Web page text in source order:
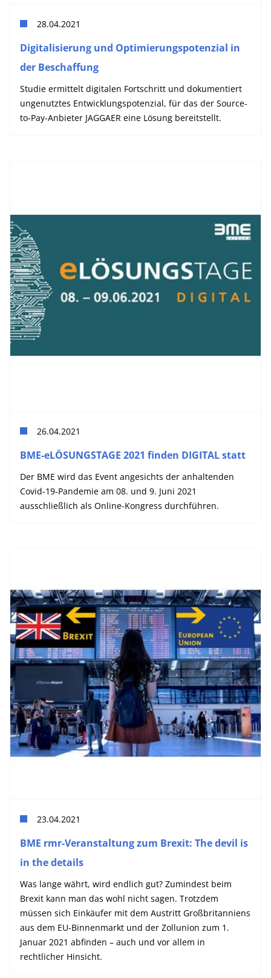
28.04.2021
Digitalisierung und Optimierungspotenzial in
der Beschaffung
Studie ermittelt digitalen Fortschritt und dokumentiert
ungenutztes Entwicklungspotenzial, für das der Source-
to-Pay-Anbieter JAGGAER eine Lösung bereitstellt.
26.04.2021
BME-eLÖSUNGSTAGE 2021 finden DIGITAL statt
Der BME wird das Event angesichts der anhaltenden
Covid-19-Pandemie am 08. und 9. Juni 2021
ausschließlich als Online-Kongress durchführen.
23.04.2021
BME rmr-Veranstaltung zum Brexit: The devil is
in the details
Was lange währt, wird endlich gut? Zumindest beim
Brexit kann man das wohl nicht sagen. Trotzdem
müssen sich Einkäufer mit dem Austritt Großbritanniens
aus dem EU-Binnenmarkt und der Zollunion zum 1.
Januar 2021 abfinden – auch und vor allem in
rechtlicher Hinsicht.